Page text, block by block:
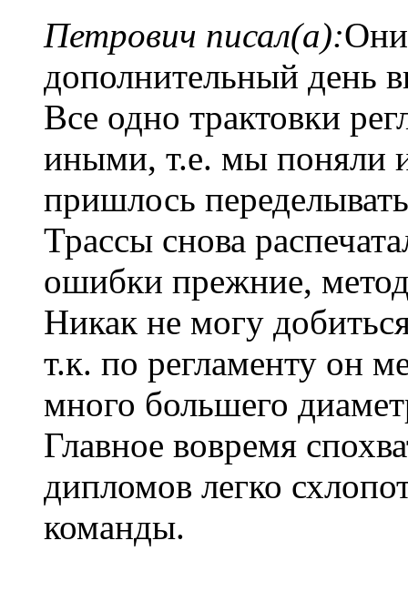
Петрович писал(а):Они
дополнительный день
Все одно трактовки
иными, т.е. мы поняли
пришлось
Трассы снова
ошибки прежние,
Никак не могу
т.к. по регламенту он
много большего
Главное вовремя
дипломов легко
команды.